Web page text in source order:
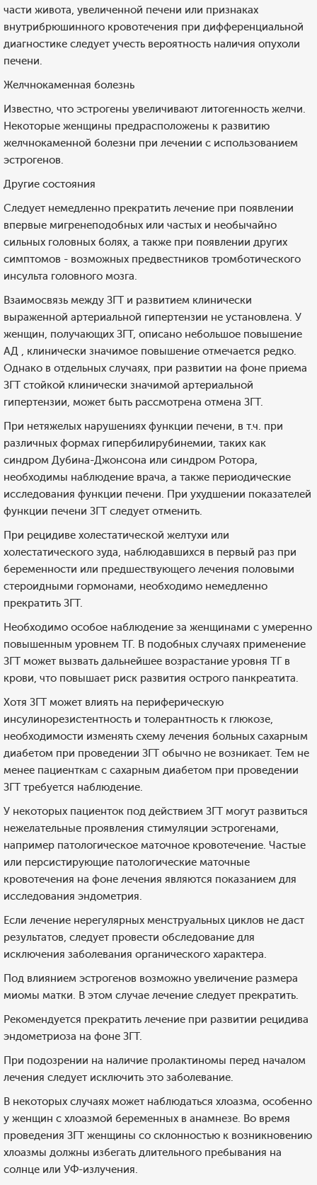
части живота, увеличенной печени или признаках
внутрибрюшинного кровотечения при дифференциальной
диагностике следует учесть вероятность наличия опухоли
печени.
Желчнокаменная болезнь
Известно, что эстрогены увеличивают литогенность желчи.
Некоторые женщины предрасположены к развитию
желчнокаменной болезни при лечении с использованием
эстрогенов.
Другие состояния
Следует немедленно прекратить лечение при появлении
впервые мигренеподобных или частых и необычайно
сильных головных болях, а также при появлении других
симптомов - возможных предвестников тромботического
инсульта головного мозга.
Взаимосвязь между ЗГТ и развитием клинически
выраженной артериальной гипертензии не установлена. У
женщин, получающих ЗГТ, описано небольшое повышение
АД , клинически значимое повышение отмечается редко.
Однако в отдельных случаях, при развитии на фоне приема
ЗГТ стойкой клинически значимой артериальной
гипертензии, может быть рассмотрена отмена ЗГТ.
При нетяжелых нарушениях функции печени, в т.ч. при
различных формах гипербилирубинемии, таких как
синдром Дубина-Джонсона или синдром Ротора,
необходимы наблюдение врача, а также периодические
исследования функции печени. При ухудшении показателей
функции печени ЗГТ следует отменить.
При рецидиве холестатической желтухи или
холестатического зуда, наблюдавшихся в первый раз при
беременности или предшествующего лечения половыми
стероидными гормонами, необходимо немедленно
прекратить ЗГТ.
Необходимо особое наблюдение за женщинами с умеренно
повышенным уровнем ТГ. В подобных случаях применение
ЗГТ может вызвать дальнейшее возрастание уровня ТГ в
крови, что повышает риск развития острого панкреатита.
Хотя ЗГТ может влиять на периферическую
инсулинорезистентность и толерантность к глюкозе,
необходимости изменять схему лечения больных сахарным
диабетом при проведении ЗГТ обычно не возникает. Тем не
менее пациенткам с сахарным диабетом при проведении
ЗГТ требуется наблюдение.
У некоторых пациенток под действием ЗГТ могут развиться
нежелательные проявления стимуляции эстрогенами,
например патологическое маточное кровотечение. Частые
или персистирующие патологические маточные
кровотечения на фоне лечения являются показанием для
исследования эндометрия.
Если лечение нерегулярных менструальных циклов не даст
результатов, следует провести обследование для
исключения заболевания органического характера.
Под влиянием эстрогенов возможно увеличение размера
миомы матки. В этом случае лечение следует прекратить.
Рекомендуется прекратить лечение при развитии рецидива
эндометриоза на фоне ЗГТ.
При подозрении на наличие пролактиномы перед началом
лечения следует исключить это заболевание.
В некоторых случаях может наблюдаться хлоазма, особенно
у женщин с хлоазмой беременных в анамнезе. Во время
проведения ЗГТ женщины со склонностью к возникновению
хлоазмы должны избегать длительного пребывания на
солнце или УФ-излучения.